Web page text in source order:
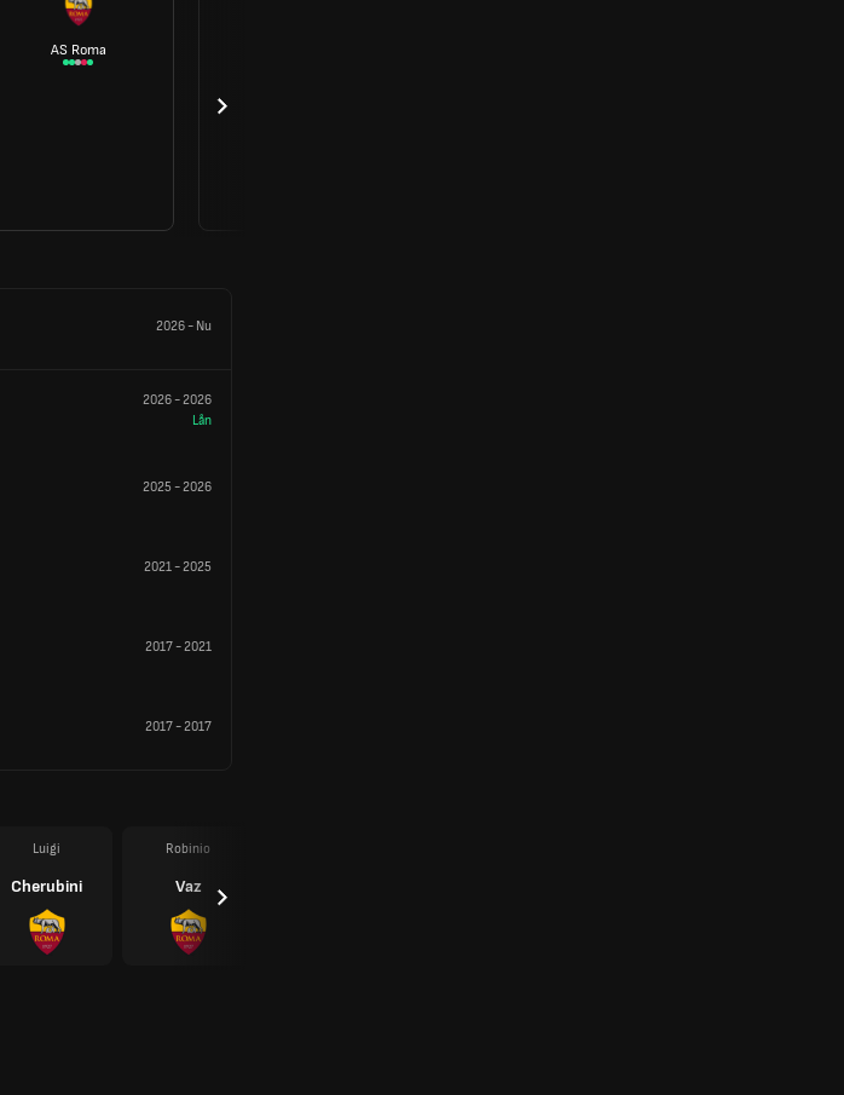
AS Roma
2026- Nu
2026-2026
Lån
2025 -2026
2021-2025
2017-2021
2017-2017
Luigi
Cherubini
Robinio
Vaz